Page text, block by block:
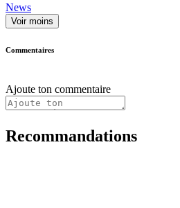
News
Voir moins
Commentaires
Ajoute ton commentaire
Recommandations